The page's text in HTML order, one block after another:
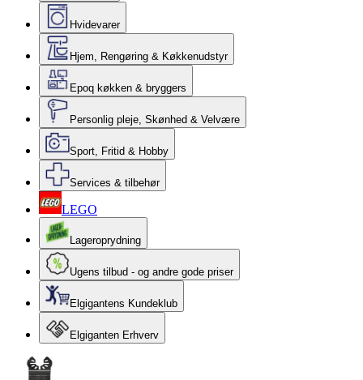
Hvidevarer
Hjem, Rengøring & Køkkenudstyr
Epoq køkken & bryggers
Personlig pleje, Skønhed & Velvære
Sport, Fritid & Hobby
Services & tilbehør
LEGO
Lageroprydning
Ugens tilbud - og andre gode priser
Elgigantens Kundeklub
Elgiganten Erhverv